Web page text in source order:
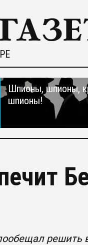
Шпионы, шпионы,
шпионы!
решить